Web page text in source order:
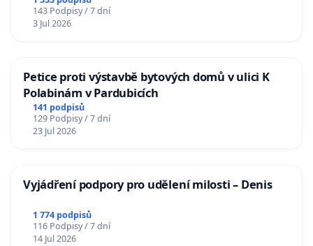
143 Podpisy / 7 dní
3 Jul 2026
Petice proti výstavbě bytových domů v ulici K
Polabinám v Pardubicích
141 podpisů
129 Podpisy / 7 dní
23 Jul 2026
Vyjádření podpory pro udělení milosti – Denis
1 774 podpisů
116 Podpisy / 7 dní
14 Jul 2026